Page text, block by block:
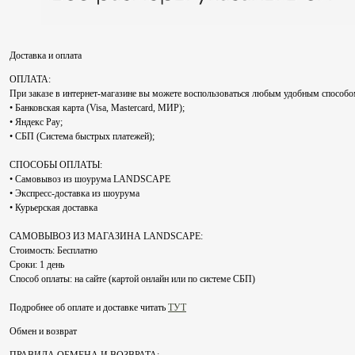
Доставка и оплата
ОПЛАТА:
При заказе в интернет-магазине вы можете воспользоваться любым удобным
• Банковская карта (Visa, Mastercard, МИР);
• Яндекс Pay;
• СБП (Система быстрых платежей);
СПОСОБЫ ОПЛАТЫ:
• Самовывоз из шоурума LANDSCAPE
• Экспресс-доставка из шоурума
• Курьерская доставка
САМОВЫВОЗ ИЗ МАГАЗИНА LANDSCAPE:
Стоимость: Бесплатно
Сроки: 1 день
Способ оплаты: на сайте (картой онлайн или по системе СБП)
Подробнее об оплате и доставке читать ТУТ
Обмен и возврат